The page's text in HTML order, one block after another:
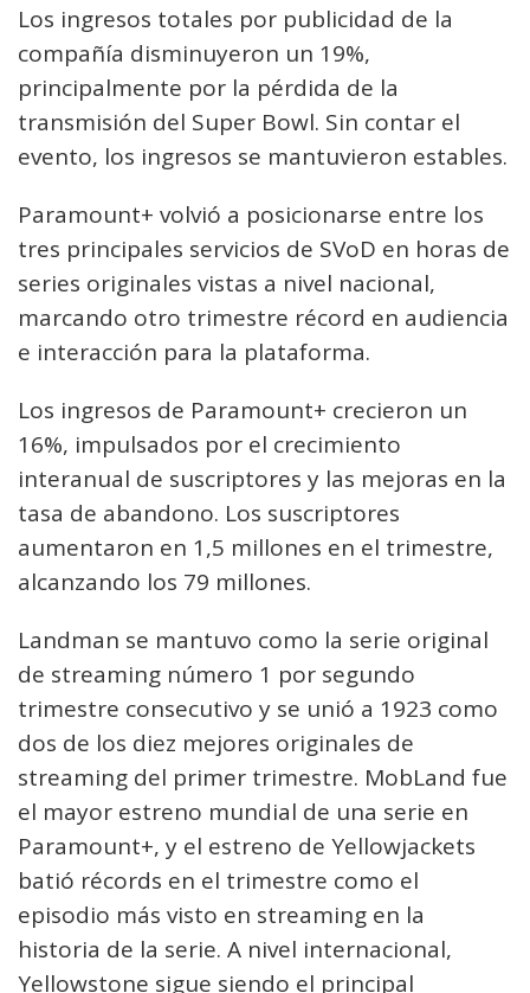
Los ingresos totales por publicidad de la
compañía disminuyeron un 19%,
principalmente por la pérdida de la
transmisión del Super Bowl. Sin contar el
evento, los ingresos se mantuvieron estables.
Paramount+ volvió a posicionarse entre los
tres principales servicios de SVoD en horas de
series originales vistas a nivel nacional,
marcando otro trimestre récord en audiencia
e interacción para la plataforma.
Los ingresos de Paramount+ crecieron un
16%, impulsados por el crecimiento
interanual de suscriptores y las mejoras en la
tasa de abandono. Los suscriptores
aumentaron en 1,5 millones en el trimestre,
alcanzando los 79 millones.
Landman se mantuvo como la serie original
de streaming número 1 por segundo
trimestre consecutivo y se unió a 1923 como
dos de los diez mejores originales de
streaming del primer trimestre. MobLand fue
el mayor estreno mundial de una serie en
Paramount+, y el estreno de Yellowjackets
batió récords en el trimestre como el
episodio más visto en streaming en la
historia de la serie. A nivel internacional,
Yellowstone sigue siendo el principal